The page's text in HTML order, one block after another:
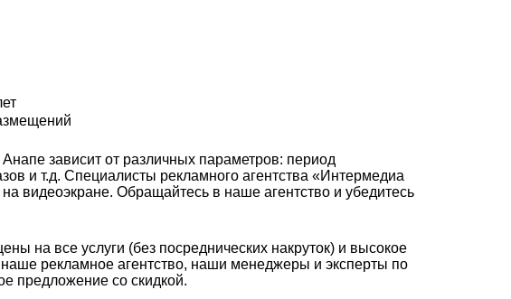
зависит от различных параметров: период
и т.д. Специалисты рекламного агентства «Интермедиа
видеоэкране. Обращайтесь в наше агентство и убедитесь
на все услуги (без посреднических накруток) и высокое
рекламное агентство, наши менеджеры и эксперты по
предложение со скидкой.